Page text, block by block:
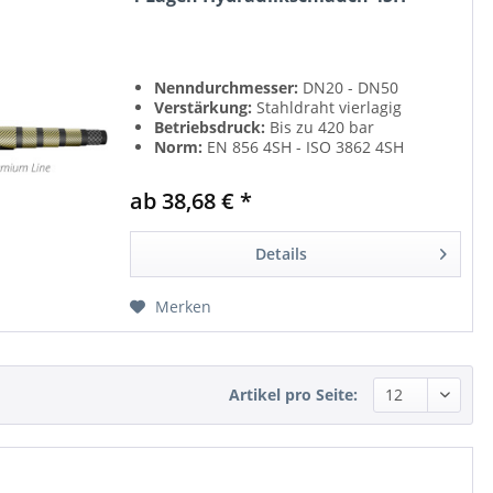
Nenndurchmesser: DN20 - DN50
Verstärkung: Stahldraht vierlagig
Betriebsdruck: Bis zu 420 bar
Norm: EN 856 4SH - ISO 3862 4SH
ab 38,68 € *
Details
Merken
Artikel pro Seite: